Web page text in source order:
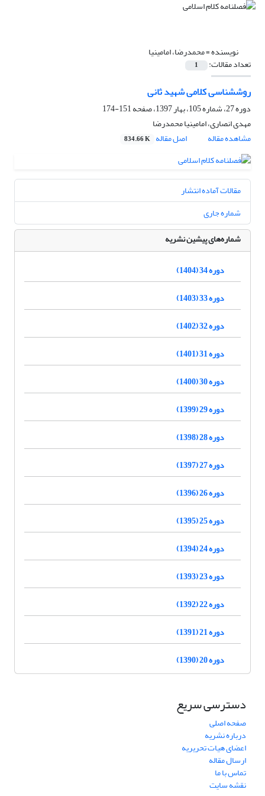
نویسنده =محمدرضا، امامی‎نیا
تعداد مقالات: 1
روش‎شناسی کلامی شهید ثانی
دوره 27، شماره 105، بهار 1397، صفحه
151-174
مهدی انصاری، امامی‎نیا محمدرضا
مشاهده مقاله
اصل مقاله 834.66 K
مقالات آماده انتشار
شماره جاری
شماره‌های پیشین نشریه
دوره 34 (1404)
دوره 33 (1403)
دوره 32 (1402)
دوره 31 (1401)
دوره 30 (1400)
دوره 29 (1399)
دوره 28 (1398)
دوره 27 (1397)
دوره 26 (1396)
دوره 25 (1395)
دوره 24 (1394)
دوره 23 (1393)
دوره 22 (1392)
دوره 21 (1391)
دوره 20 (1390)
دسترسی سریع
صفحه اصلی
درباره نشریه
اعضای هیات تحریریه
ارسال مقاله
تماس با ما
نقشه سایت